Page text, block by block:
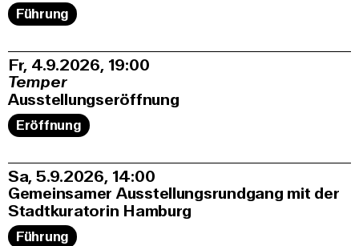
Führung
Fr, 4.9.2026 19:00
Temper
Ausstellungseröffnung
Eröffnung
Sa, 5.9.2026 14:00
Gemeinsamer Ausstellungsrundgang mit der
Stadtkuratorin Hamburg
Führung